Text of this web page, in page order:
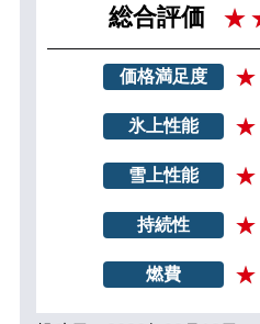
総合評価
価格満足度
氷上性能
雪上性能
持続性
燃費